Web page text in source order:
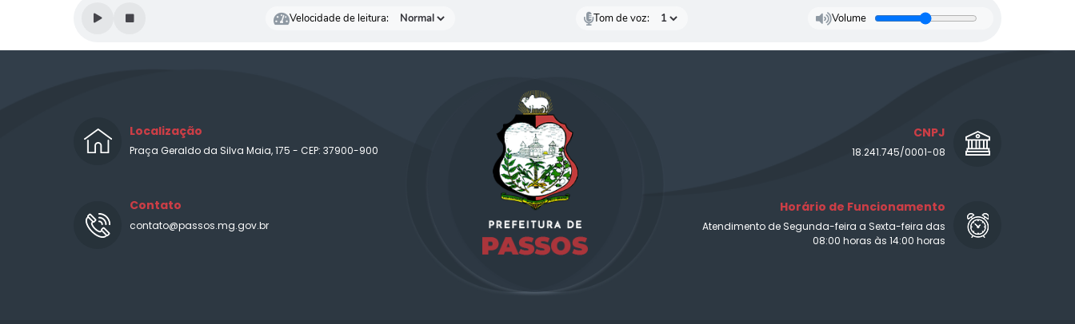
Velocidade de leitura: Tom de voz: Volume
Localização
Praça Geraldo da Silva Maia, 175 - CEP: 37900-900
Contato
contato@passos.mg.gov.br
CNPJ
18.241.745/0001-08
Horário de Funcionamento
Atendimento de Segunda-feira a Sexta-feira das
08:00 horas às 14:00 horas